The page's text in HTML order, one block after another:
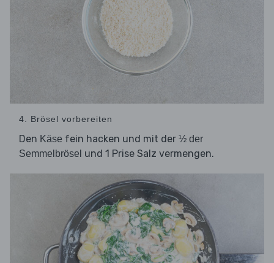
4. Brösel vorbereiten
Den Käse fein hacken und mit der ½ der
Semmelbrösel und 1 Prise Salz vermengen.